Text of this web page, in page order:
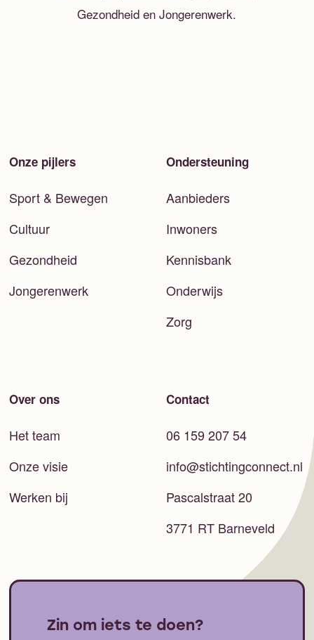
Gezondheid en Jongerenwerk.
Onze pijlers
Sport & Bewegen
Cultuur
Gezondheid
Jongerenwerk
Ondersteuning
Aanbieders
Inwoners
Kennisbank
Onderwijs
Zorg
Over ons
Het team
Onze visie
Werken bij
Contact
06 159 207 54
info@stichtingconnect.nl
Pascalstraat 20
3771 RT Barneveld
Zin om iets te doen?